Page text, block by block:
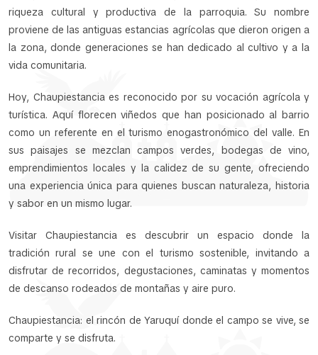
riqueza cultural y productiva de la parroquia. Su nombre
proviene de las antiguas estancias agrícolas que dieron origen a
la zona, donde generaciones se han dedicado al cultivo y a la
vida comunitaria.
Hoy, Chaupiestancia es reconocido por su vocación agrícola y
turística. Aquí florecen viñedos que han posicionado al barrio
como un referente en el turismo enogastronómico del valle. En
sus paisajes se mezclan campos verdes, bodegas de vino,
emprendimientos locales y la calidez de su gente, ofreciendo
una experiencia única para quienes buscan naturaleza, historia
y sabor en un mismo lugar.
Visitar Chaupiestancia es descubrir un espacio donde la
tradición rural se une con el turismo sostenible, invitando a
disfrutar de recorridos, degustaciones, caminatas y momentos
de descanso rodeados de montañas y aire puro.
Chaupiestancia: el rincón de Yaruquí donde el campo se vive, se
comparte y se disfruta.